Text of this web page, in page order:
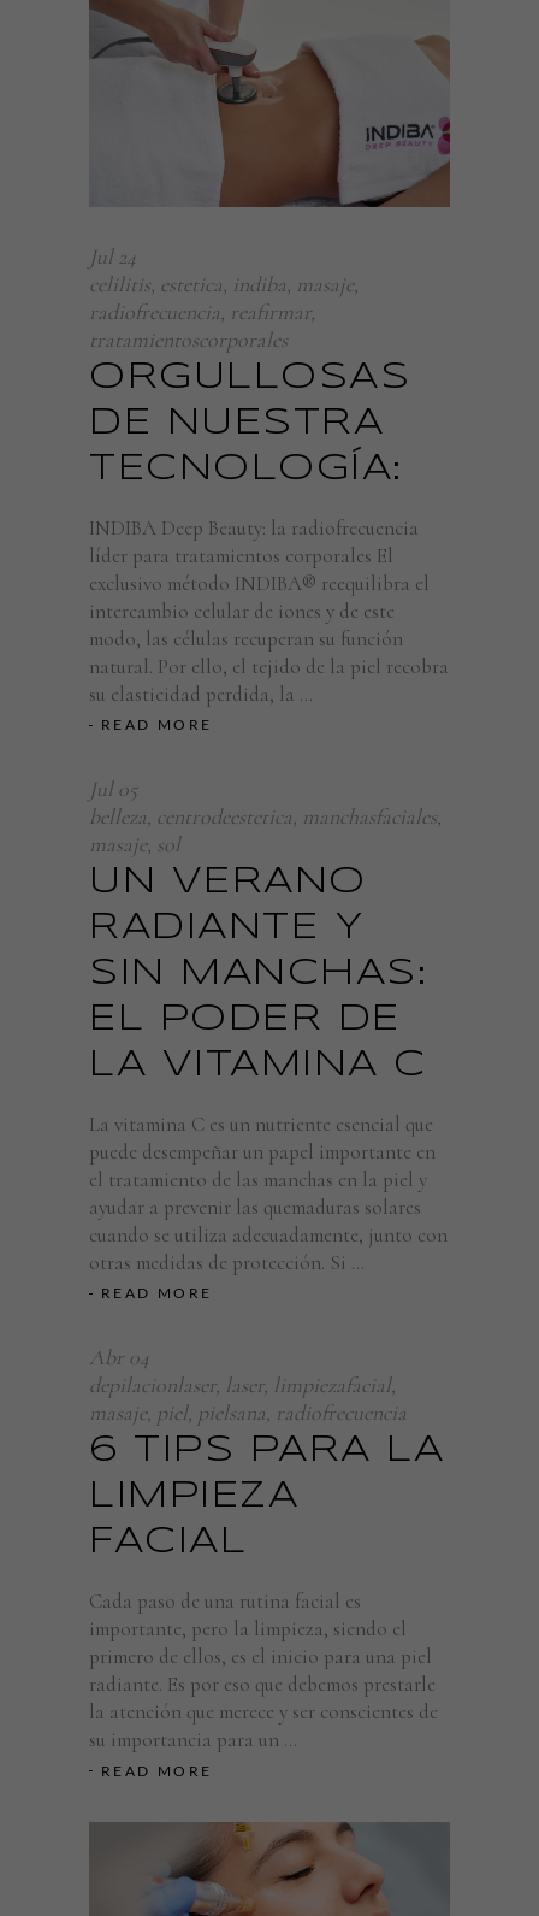
Jul 24
celilitis, estetica, indiba, masaje,
radiofrecuencia, reafirmar,
tratamientoscorporales
ORGULLOSAS
DE NUESTRA
TECNOLOGÍA:
INDIBA Deep Beauty: la radiofrecuencia
líder para tratamientos corporales El
exclusivo método INDIBA® reequilibra el
intercambio celular de iones y de este
modo, las células recuperan su función
natural. Por ello, el tejido de la piel recobra
su elasticidad perdida, la
READ MORE
Jul 05
belleza, centrodeestetica, manchasfaciales,
masaje, sol
UN VERANO
RADIANTE Y
SIN MANCHAS:
EL PODER DE
LA VITAMINA C
La vitamina C es un nutriente esencial que
puede desempeñar un papel importante en
el tratamiento de las manchas en la piel y
ayudar a prevenir las quemaduras solares
cuando se utiliza adecuadamente, junto con
otras medidas de protección. Si
READ MORE
Abr 04
depilacionlaser, laser, limpiezafacial,
masaje, piel, pielsana, radiofrecuencia
6 TIPS PARA LA
LIMPIEZA
FACIAL
Cada paso de una rutina facial es
importante, pero la limpieza, siendo el
primero de ellos, es el inicio para una piel
radiante. Es por eso que debemos prestarle
la atención que merece y ser conscientes de
su importancia para un
READ MORE